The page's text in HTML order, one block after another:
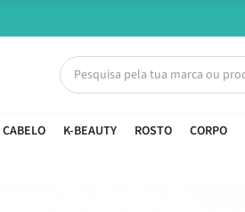
CABELO K-BEAUTY ROSTO CORPO